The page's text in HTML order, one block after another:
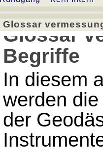
Glossar
Glossar
Begriffe
In diesem
werden
der